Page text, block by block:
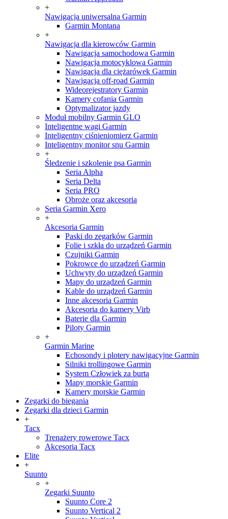
+
Nawigacja uniwersalna Garmin
Garmin Montana
+
Nawigacja dla kierowców Garmin
Nawigacja samochodowa Garmin
Nawigacja motocyklowa Garmin
Nawigacja dla ciężarówek Garmin
Nawigacja off-road Garmin
Wideorejestratory Garmin
Kamery cofania Garmin
Optymalizator jazdy
Moduł mobilny Garmin GLO
Inteligentne wagi Garmin
Inteligentny ciśnieniomierz Garmin
Inteligentny monitor snu Garmin
+
Śledzenie i szkolenie psa Garmin
Seria Alpha
Seria Delta
Seria PRO
Obroże oraz akcesoria
Seria Garmin Xero
+
Akcesoria Garmin
Paski do zegarków Garmin
Folie i szkła do urządzeń Garmin
Czujniki Garmin
Pokrowce do urządzeń Garmin
Uchwyty do urządzeń Garmin
Mapy do urządzeń Garmin
Kable do urządzeń Garmin
Inne akcesoria Garmin
Akcesoria do kamery Virb
Baterie dla Garmin
Piloty Garmin
+
Garmin Marine
Echosondy i plotery nawigacyjne Garmin
Silniki trollingowe Garmin
System Człowiek za burtą
Mapy morskie Garmin
Kamery morskie Garmin
Zegarki do biegania
Zegarki dla dzieci Garmin
+
Tacx
Trenażery rowerowe Tacx
Akcesoria Tacx
Elite
+
Suunto
+
Zegarki Suunto
Suunto Core 2
Suunto Vertical 2